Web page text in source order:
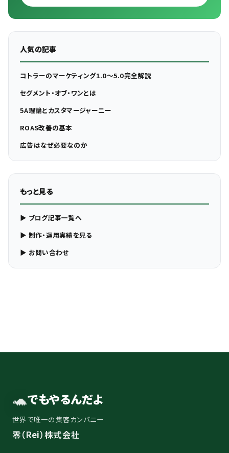
人気の記事
コトラーのマーケティング1.0〜5.0完全解説
セグメント・オブ・ワンとは
5A理論とカスタマージャーニー
ROAS改善の基本
広告はなぜ必要なのか
もっと見る
▶ ブログ記事一覧へ
▶ 制作・運用実績を見る
▶ お問い合わせ
🐢でもやるんだよ
世界で唯一の集客カンパニー
零（Rei）株式会社